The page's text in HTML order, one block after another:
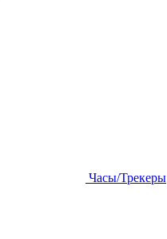
Часы/Трекеры